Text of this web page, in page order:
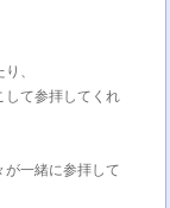
、
して参拝してくれ
が一緒に参拝して